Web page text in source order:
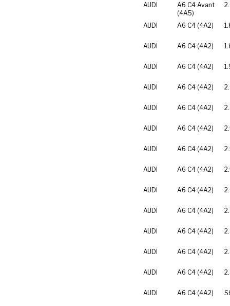
AUDI
A6 C4 Avant
(4A5)
AUDI A6 C4 (4A2)
AUDI A6 C4 (4A2)
AUDI A6 C4 (4A2)
AUDI A6 C4 (4A2)
AUDI A6 C4 (4A2)
AUDI A6 C4 (4A2)
AUDI A6 C4 (4A2)
AUDI A6 C4 (4A2)
AUDI A6 C4 (4A2)
AUDI A6 C4 (4A2)
AUDI A6 C4 (4A2)
AUDI A6 C4 (4A2)
AUDI A6 C4 (4A2)
AUDI A6 C4 (4A2)